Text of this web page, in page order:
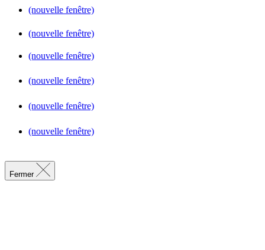
(nouvelle fenêtre)
(nouvelle fenêtre)
(nouvelle fenêtre)
(nouvelle fenêtre)
(nouvelle fenêtre)
(nouvelle fenêtre)
Fermer